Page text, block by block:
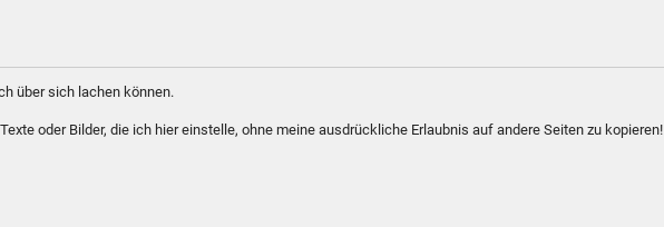
über sich lachen können.
oder Bilder, die ich hier einstelle, ohne meine ausdrückliche Erlaubnis auf andere Seiten zu kopieren!